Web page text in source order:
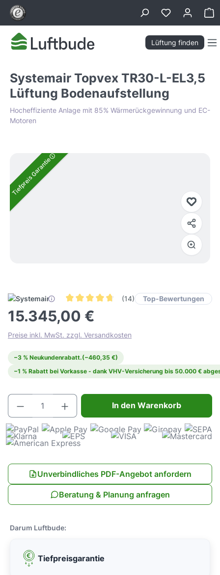
springen
Lüftung finden
Systemair Topvex TR30-L-EL3,5
Lüftung Bodenaufstellung
Hocheffiziente Anlage mit 85% Wärmerückgewinnung und EC-
Motoren
Bildergalerie überspringen
Tiefpreis Garantie
Durchschnittliche Bewertung von 4.7 von 5
(14) Top-Bewertungen
15.345,00 €
Preise inkl. MwSt. zzgl. Versandkosten
−3 % Neukundenrabatt.(−460,35 €)
−1 % Rabatt bei Vorkasse - dank VHV-Versicherung bis 50.000 €
Produkt Anzahl: Gib den gewünschten
In den Warenkorb
Unverbindliches PDF-Angebot anfordern
Beratung & Planung anfragen
Darum Luftbude:
Tiefpreisgarantie